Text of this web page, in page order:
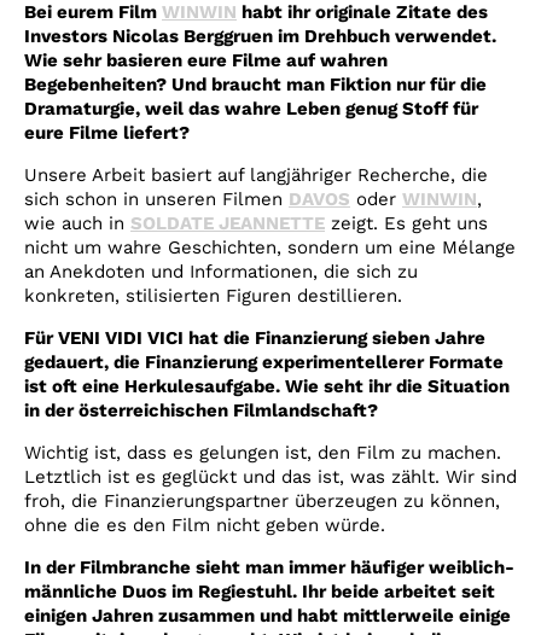
Bei eurem Film WINWIN habt ihr originale Zitate des
Investors Nicolas Berggruen im Drehbuch verwendet.
Wie sehr basieren eure Filme auf wahren
Begebenheiten? Und braucht man Fiktion nur für die
Dramaturgie, weil das wahre Leben genug Stoff für
eure Filme liefert?
Unsere Arbeit basiert auf langjähriger Recherche, die
sich schon in unseren Filmen DAVOS oder WINWIN,
wie auch in SOLDATE JEANNETTE zeigt. Es geht uns
nicht um wahre Geschichten, sondern um eine Mélange
an Anekdoten und Informationen, die sich zu
konkreten, stilisierten Figuren destillieren.
Für VENI VIDI VICI hat die Finanzierung sieben Jahre
gedauert, die Finanzierung experimentellerer Formate
ist oft eine Herkulesaufgabe. Wie seht ihr die Situation
in der österreichischen Filmlandschaft?
Wichtig ist, dass es gelungen ist, den Film zu machen.
Letztlich ist es geglückt und das ist, was zählt. Wir sind
froh, die Finanzierungspartner überzeugen zu können,
ohne die es den Film nicht geben würde.
In der Filmbranche sieht man immer häufiger weiblich-
männliche Duos im Regiestuhl. Ihr beide arbeitet seit
einigen Jahren zusammen und habt mittlerweile einige